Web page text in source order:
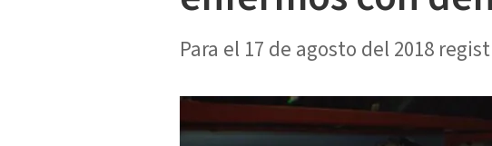
Para el 17 de agosto del 2018